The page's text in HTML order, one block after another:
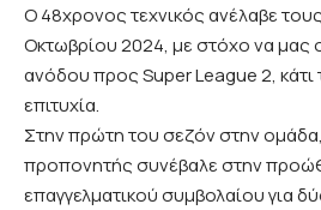
Ο 48χρονος τεχνικός ανέλαβε
Οκτωβρίου 2024, με στόχο να μας
ανόδου προς Super League 2,
επιτυχία.
Στην πρώτη του σεζόν στην
προπονητής συνέβαλε στην
επαγγελματικού συμβολαίου για